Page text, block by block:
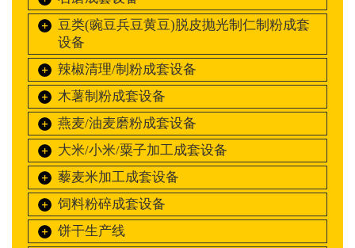
1 2 3
豆类(豌豆兵豆黄豆)脱皮抛光制仁制粉成套
设备
辣椒清理/制粉成套设备
木薯制粉成套设备
燕麦/油麦磨粉成套设备
大米/小米/粟子加工成套设备
藜麦米加工成套设备
饲料粉碎成套设备
饼干生产线